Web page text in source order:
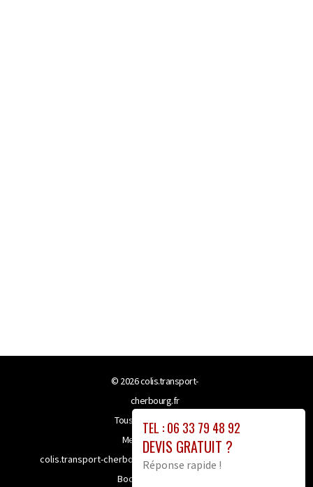
TEL : 06 33 79 48 92
DEVIS GRATUIT ?
Réponse rapide !
© 2026colis.transport-
cherbourg.fr
Tous droits réservés
Mentions légales
colis.transport-cherbourg.fr bénéficie de la technologie
Booster-site proxy